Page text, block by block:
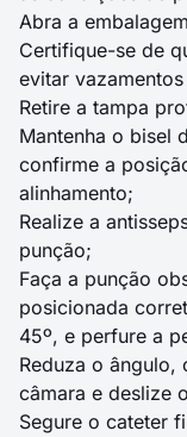
Abra a
Certifique-se de
evitar
Retire a tampa
Mantenha o bisel
confirme a
alinhamento;
Realize a
punção;
Faça a punção
posicionada
45º, e perfure a
Reduza o ângulo,
câmara e deslize
Segure o cateter